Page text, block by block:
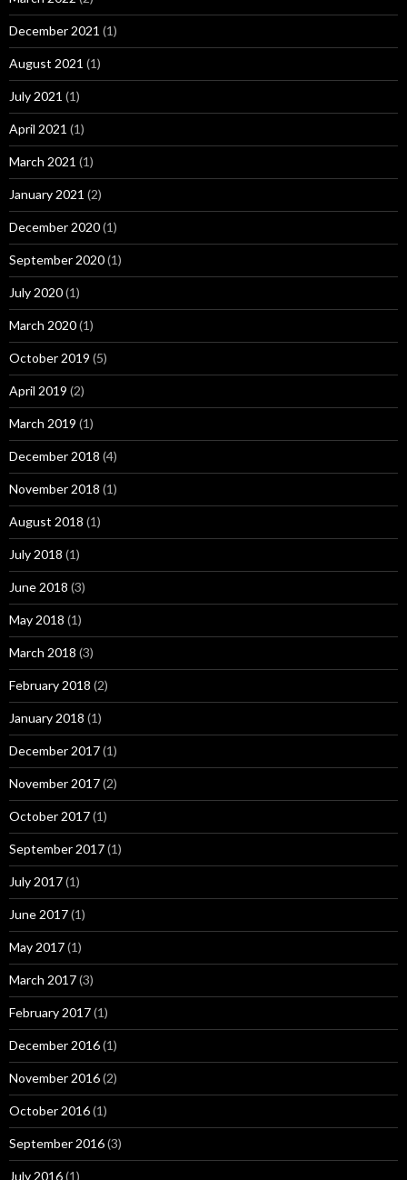
December 2021 (1)
August 2021 (1)
July 2021 (1)
April 2021 (1)
March 2021 (1)
January 2021 (2)
December 2020(1)
September 2020(1)
July 2020(1)
March 2020(1)
October 2019 (5)
April 2019 (2)
March 2019 (1)
December 2018 (4)
November 2018 (1)
August 2018 (1)
July 2018 (1)
June 2018 (3)
May 2018 (1)
March 2018 (3)
February 2018 (2)
January 2018 (1)
December 2017(1)
November 2017(2)
October 2017(1)
September 2017(1)
July 2017(1)
June 2017(1)
May 2017(1)
March 2017(3)
February 2017(1)
December 2016(1)
November 2016(2)
October 2016(1)
September 2016(3)
July 2016(1)